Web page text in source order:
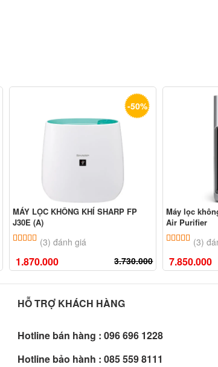
-50%
MÁY LỌC KHÔNG KHÍ SHARP FP
J30E (A)
5.00 trên 5 dựa trên
(3) đánh giá
1.870.000 3.730.000
Máy lọc
Air Purifier
5.00
3(3)
7.850.000
HỖ TRỢ KHÁCH HÀNG
Hotline bán hàng : 096 696 1228
Hotline bảo hành : 085 559 8111